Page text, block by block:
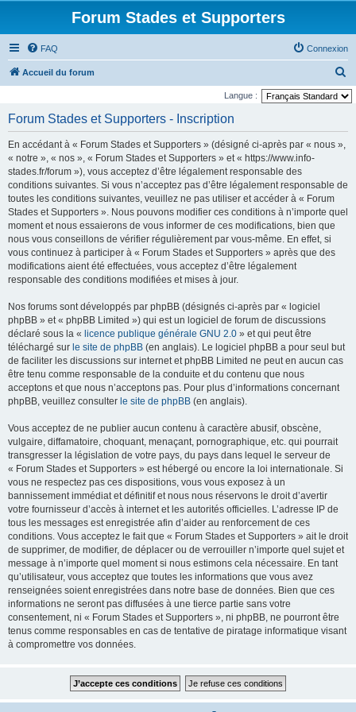
Forum Stades et Supporters
FAQ Connexion
Accueil du forum
e
Langue :
Forum Stades et Supporters - Inscription
En accédant à « Forum Stades et Supporters » (désigné ci-après par « nous »,
« notre », « nos », « Forum Stades et Supporters » et « https://www.info-
stades.fr/forum »), vous acceptez d’être légalement responsable des
conditions suivantes. Si vous n’acceptez pas d’être légalement responsable de
toutes les conditions suivantes, veuillez ne pas utiliser et accéder à « Forum
Stades et Supporters ». Nous pouvons modifier ces conditions à n’importe quel
moment et nous essaierons de vous informer de ces modifications, bien que
nous vous conseillons de vérifier régulièrement par vous-même. En effet, si
vous continuez à participer à « Forum Stades et Supporters » après que des
modifications aient été effectuées, vous acceptez d’être légalement
responsable des conditions modifiées et mises à jour.
Nos forums sont développés par phpBB (désignés ci-après par « logiciel
phpBB » et « phpBB Limited ») qui est un logiciel de forum de discussions
déclaré sous la « licence publique générale GNU 2.0 » et qui peut être
téléchargé sur le site de phpBB (en anglais). Le logiciel phpBB a pour seul but
de faciliter les discussions sur internet et phpBB Limited ne peut en aucun cas
être tenu comme responsable de la conduite et du contenu que nous
acceptons et que nous n’acceptons pas. Pour plus d’informations concernant
phpBB, veuillez consulter le site de phpBB (en anglais).
Vous acceptez de ne publier aucun contenu à caractère abusif, obscène,
vulgaire, diffamatoire, choquant, menaçant, pornographique, etc. qui pourrait
transgresser la législation de votre pays, du pays dans lequel le serveur de
« Forum Stades et Supporters » est hébergé ou encore la loi internationale. Si
vous ne respectez pas ces dispositions, vous vous exposez à un
bannissement immédiat et définitif et nous nous réservons le droit d’avertir
votre fournisseur d’accès à internet et les autorités officielles. L’adresse IP de
tous les messages est enregistrée afin d’aider au renforcement de ces
conditions. Vous acceptez le fait que « Forum Stades et Supporters » ait le droit
de supprimer, de modifier, de déplacer ou de verrouiller n’importe quel sujet et
message à n’importe quel moment si nous estimons cela nécessaire. En tant
qu’utilisateur, vous acceptez que toutes les informations que vous avez
renseignées soient enregistrées dans notre base de données. Bien que ces
informations ne seront pas diffusées à une tierce partie sans votre
consentement, ni « Forum Stades et Supporters », ni phpBB, ne pourront être
tenus comme responsables en cas de tentative de piratage informatique visant
à compromettre vos données.